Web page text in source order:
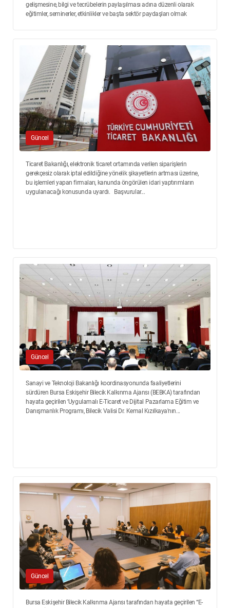
gelişmesine, bilgi ve tecrübelerin paylaşılması adına düzenli olarak
eğitimler, seminerler, etkinlikler ve başta sektör paydaşları olmak
Güncel
Ticaret Bakanlığı, elektronik ticaret ortamında verilen siparişlerin
gerekçesiz olarak iptal edildiğine yönelik şikayetlerin artması üzerine,
bu işlemleri yapan firmaları, kanunda öngörülen idari yaptırımların
uygulanacağı konusunda uyardı. Başvurular...
Güncel
Sanayi ve Teknoloji Bakanlığı koordinasyonunda faaliyetlerini
sürdüren Bursa Eskişehir Bilecik Kalkınma Ajansı (BEBKA) tarafından
hayata geçirilen ‘Uygulamalı E-Ticaret ve Dijital Pazarlama Eğitim ve
Danışmanlık Programı, Bilecik Valisi Dr. Kemal Kızılkaya'nın...
Güncel
Bursa Eskişehir Bilecik Kalkınma Ajansı tarafından hayata geçirilen “E-